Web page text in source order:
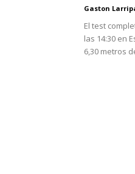
Gaston
El test
las 14:30 en
6,30 metros